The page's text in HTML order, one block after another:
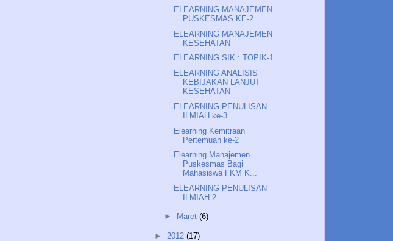
ELEARNING MANAJEMEN
PUSKESMAS KE-2
ELEARNING MANAJEMEN
KESEHATAN
ELEARNING SIK : TOPIK-1
ELEARNING ANALISIS
KEBIJAKAN LANJUT
KESEHATAN
ELEARNING PENULISAN
ILMIAH ke-3.
Elearning Kemitraan
Pertemuan ke-2
Elearning Manajemen
Puskesmas Bagi
Mahasiswa FKM K...
ELEARNING PENULISAN
ILMIAH 2.
► Maret (6)
► 2012 (17)